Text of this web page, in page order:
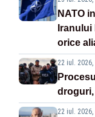
NATO
orice
22 iul. 2026,
droguri,
22 iul. 2026,